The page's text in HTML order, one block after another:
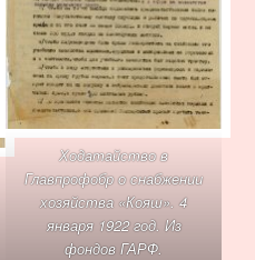
Ходатайство в
Главпрофобр о снабжении
хозяйства «Кояш». 4
января 1922 год. Из
фондов ГАРФ.